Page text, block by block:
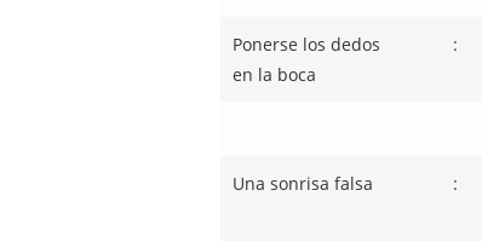
Ponerse los dedos
en la boca
:
Una sonrisa falsa :